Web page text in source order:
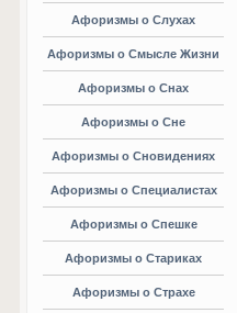
Афоризмы о Слухах
Афоризмы о Смысле Жизни
Афоризмы о Снах
Афоризмы о Сне
Афоризмы о Сновидениях
Афоризмы о Специалистах
Афоризмы о Спешке
Афоризмы о Стариках
Афоризмы о Страхе